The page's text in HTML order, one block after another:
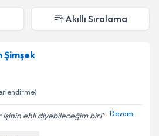
Akıllı Sıralama
Şimşek
ehli diyebileceğim biri Devamı